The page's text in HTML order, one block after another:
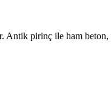
Antik pirinç ile ham